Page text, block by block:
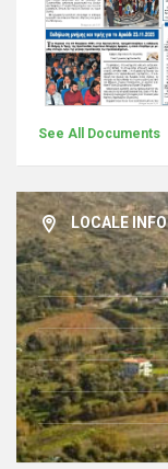
See All Documents
LOCALE INFO